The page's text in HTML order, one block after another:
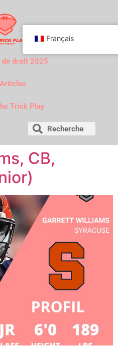
draft 2025
Trick Play
CB,
Français